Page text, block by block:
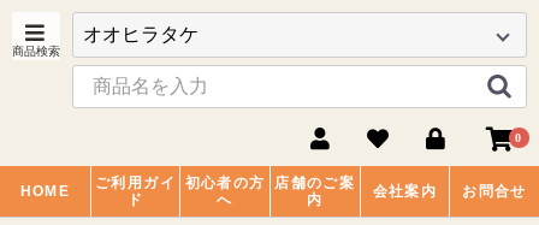
0
HOME
ご利用ガイ
ド
初心者の方
へ
店舗のご案
内
会社案内 お問合せ